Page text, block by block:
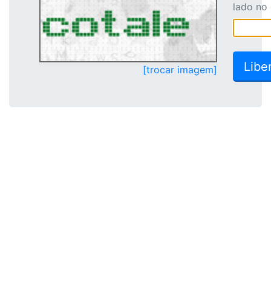
[trocar imagem]
lado no